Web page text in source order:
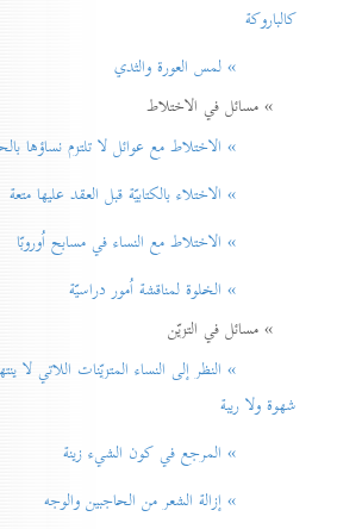
كالباروكة
» لمس العورة والثدي
» مسائل في الاختلاط
» الاختلاط مع عوائل لا تلتزم نساؤها
» الاختلاء بالكتابيّة قبل العقد عليها متعة
» الاختلاط مع النساء في مسابح اُوروبّا
» الخلوة لمناقشة اُمور دراسيّة
» مسائل في التزيّن
» النظر إلی النساء المتزيّنات اللاتي لا
شهوة ولا ريبة
» المرجع في كون الشيء زينة
» إزالة الشعر من الحاجبين والوجه